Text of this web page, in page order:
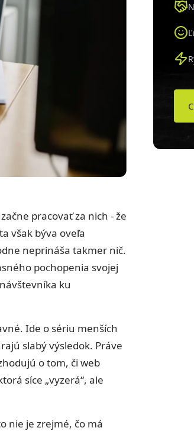
pracovať za nich - že
však býva oveľa
neprináša takmer nič.
pochopenia svojej
ku
Ide o sériu menších
slabý výsledok. Práve
o tom, či web
síce „vyzerá“, ale
nie je zrejmé, čo má